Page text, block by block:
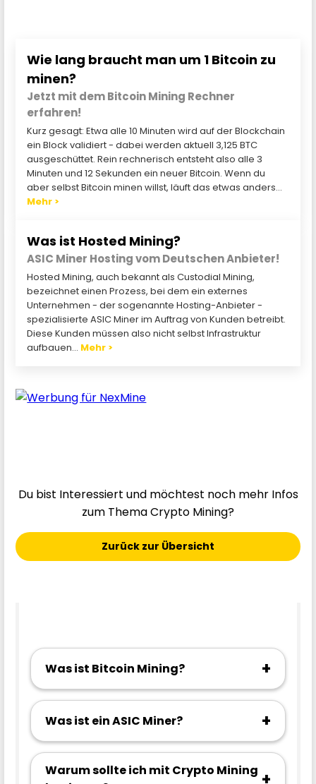
Wie lang braucht man um 1 Bitcoin zu
minen?
Jetzt mit dem Bitcoin Mining Rechner
erfahren!
Kurz gesagt: Etwa alle 10 Minuten wird auf der Blockchain
ein Block validiert - dabei werden aktuell 3,125 BTC
ausgeschüttet. Rein rechnerisch entsteht also alle 3
Minuten und 12 Sekunden ein neuer Bitcoin. Wenn du
aber selbst Bitcoin minen willst, läuft das etwas anders...
Mehr >
Was ist Hosted Mining?
ASIC Miner Hosting vom Deutschen Anbieter!
Hosted Mining, auch bekannt als Custodial Mining,
bezeichnet einen Prozess, bei dem ein externes
Unternehmen - der sogenannte Hosting-Anbieter -
spezialisierte ASIC Miner im Auftrag von Kunden betreibt.
Diese Kunden müssen also nicht selbst Infrastruktur
aufbauen... Mehr >
Du bist Interessiert und möchtest noch mehr Infos
zum Thema Crypto Mining?
Zurück zur Übersicht
Was ist Bitcoin Mining? +
Was ist ein ASIC Miner? +
Warum sollte ich mit Crypto Mining +